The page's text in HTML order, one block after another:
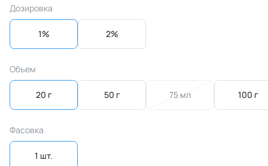
Дозировка
1% 2%
Объем
20 г 50 г 75 мл 100 г
Фасовка
1 шт.